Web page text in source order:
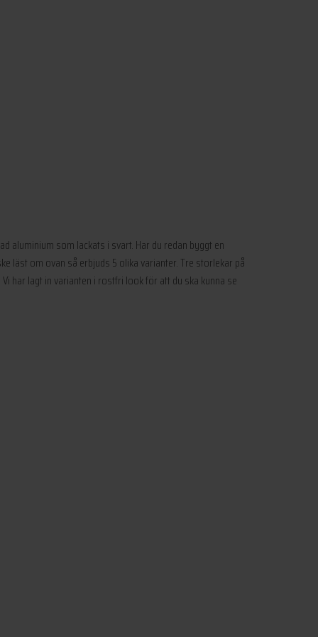
aluminium som lackats i svart. Har du redan byggt en
läst om ovan så erbjuds 5 olika varianter. Tre storlekar på
har lagt in varianten i rostfri look för att du ska kunna se